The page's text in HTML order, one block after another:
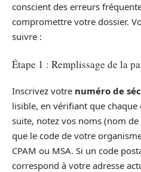
conscient des erreurs
compromettre votre dossier.
suivre :
Étape 1 : Remplissage de la
Inscrivez votre numéro de
lisible, en vérifiant que chaque
suite, notez vos noms (nom de
que le code de votre
CPAM ou MSA. Si un code
correspond à votre adresse